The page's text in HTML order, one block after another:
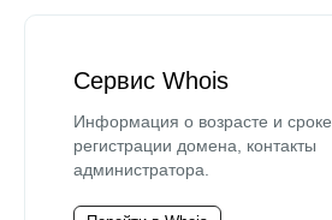
Сервис Whois
Информация о возрасте и сроке
регистрации домена, контакты
администратора.